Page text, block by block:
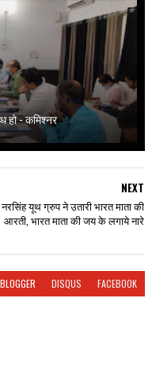
हो - कमिश्नर
NEXT
नरसिंह यूथ ग्रुप ने उतारी भारत माता की
आरती, भारत माता की जय के लगाये नारे
BLOGGER DISQUS FACEBOOK